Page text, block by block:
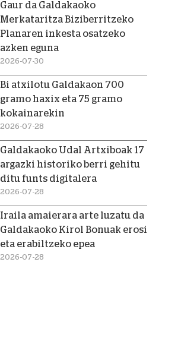
Gaur da Galdakaoko
Merkataritza Biziberritzeko
Planaren inkesta osatzeko
azken eguna
2026-07-30
Bi atxilotu Galdakaon 700
gramo haxix eta 75 gramo
kokainarekin
2026-07-28
Galdakaoko Udal Artxiboak 17
argazki historiko berri gehitu
ditu funts digitalera
2026-07-28
Iraila amaierara arte luzatu da
Galdakaoko Kirol Bonuak erosi
eta erabiltzeko epea
2026-07-28